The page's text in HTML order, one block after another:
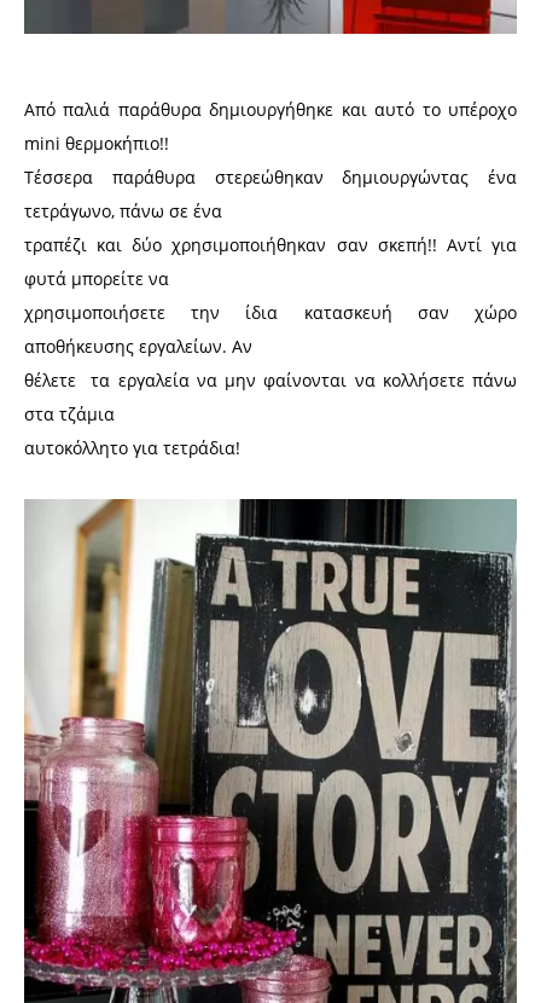
Από παλιά παράθυρα δημιουργήθηκε και αυτό το υπέροχο
mini θερμοκήπιο!!
Τέσσερα παράθυρα στερεώθηκαν δημιουργώντας ένα
τετράγωνο, πάνω σε ένα
τραπέζι και δύο χρησιμοποιήθηκαν σαν σκεπή!! Αντί για
φυτά μπορείτε να
χρησιμοποιήσετε την ίδια κατασκευή σαν χώρο
αποθήκευσης εργαλείων. Αν
θέλετε τα εργαλεία να μην φαίνονται να κολλήσετε πάνω
στα τζάμια
αυτοκόλλητο για τετράδια!